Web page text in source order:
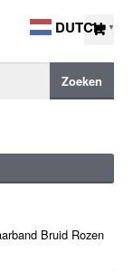
Zoeken
Bruid Rozen
DUTCH ▼